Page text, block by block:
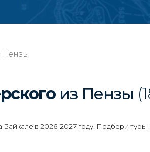
Пензы
из Пензы
в 2026-2027 году. Подбери туры